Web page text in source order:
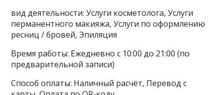
вид деятельности: Услуги косметолога, Услуги
перманентного макияжа, Услуги по оформлению
ресниц / бровей, Эпиляция
Время работы: Ежедневно с 10:00 до 21:00 (по
предварительной записи)
Способ оплаты: Наличный расчёт, Перевод с